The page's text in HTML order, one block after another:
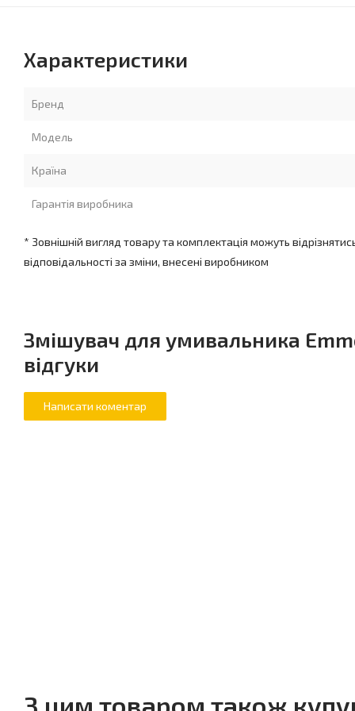
Характеристики
Бренд
Модель
Країна
Гарантія виробника
* Зовнішній вигляд товару та комплектація можуть
відповідальності за зміни, внесені виробником
Змішувач для умивальника
відгуки
З цим товаром також